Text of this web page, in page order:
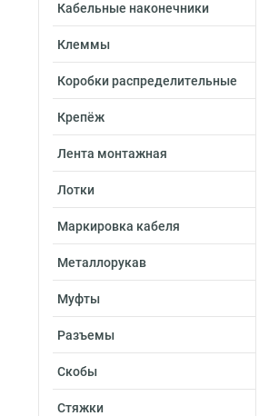
Кабельные наконечники
Клеммы
Коробки распределительные
Крепёж
Лента монтажная
Лотки
Маркировка кабеля
Металлорукав
Муфты
Разъемы
Скобы
Стяжки